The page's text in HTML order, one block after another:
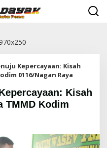
Kepercayaan: Kisah
0116/Nagan Raya
Kisah
TMMD Kodim